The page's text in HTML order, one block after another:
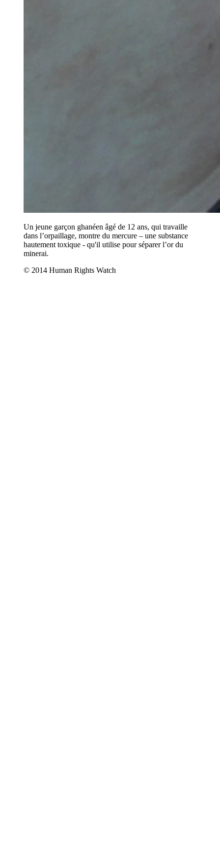
Un jeune garçon ghanéen âgé de 12 ans, qui travaille
dans l’orpaillage, montre du mercure – une substance
hautement toxique - qu'il utilise pour séparer l’or du
minerai.
© 2014 Human Rights Watch